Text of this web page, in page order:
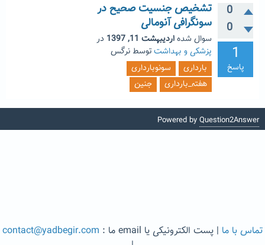
0
0
1
پاسخ
تشخیص جنسیت صحیح در
سونگرافی آنومالی
سوال شدهاردیبهشت 11, 1397
در
پزشکی و بهداشتتوسط نرگس
بارداری
سونوبارداری
هفته_بارداری
جنین
Powered by Question2Answer
تماس با ما | پست الکترونیکی یا email ما :
contact@yadbegir.com